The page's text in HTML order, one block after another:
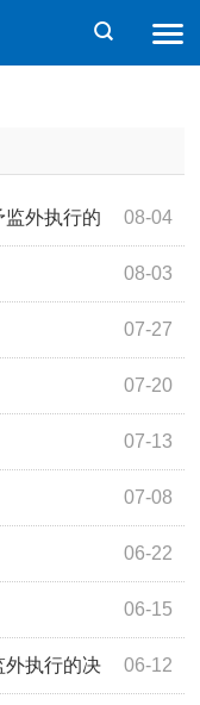
08-04
外执行的
08-03
07-27
07-20
07-13
07-08
06-22
06-15
06-12
外执行的决